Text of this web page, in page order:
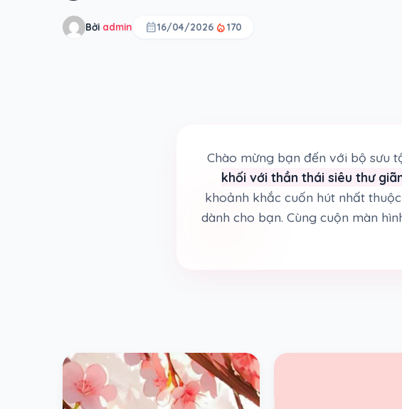
Bởi admin calendar_month16/04/2026 local_fire_department170
Chào mừng bạn đến với bộ sưu
khối với thần thái siêu thư
khoảnh khắc cuốn hút nhất
dành cho bạn. Cùng cuộn màn